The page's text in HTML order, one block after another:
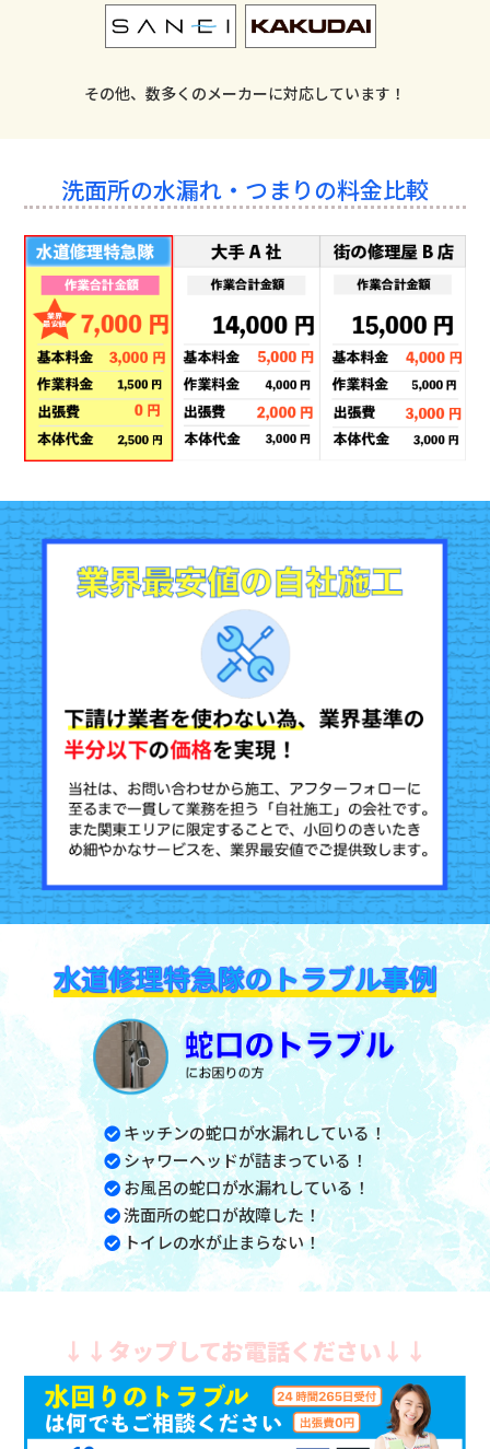
その他、数多くのメーカーに対応しています！
洗面所の水漏れ・つまりの料金比較
水道修理特急隊のトラブル事例
キッチンの蛇口が水漏れしている！
シャワーヘッドが詰まっている！
お風呂の蛇口が水漏れしている！
洗面所の蛇口が故障した！
トイレの水が止まらない！
↓↓タップしてお電話ください↓↓